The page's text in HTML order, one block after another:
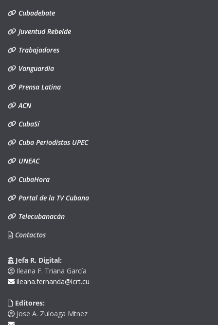
Cubadebate
Juventud Rebelde
Trabajadores
Vanguardia
Prensa Latina
ACN
CubaSí
Cuba Periodistas UPEC
UNEAC
CubaHora
Portal de la TV Cubana
Telecubanacán
Contactos
Jefa R. Digital:
Ileana F. Triana García
ileana.fernanda@icrt.cu
Editores:
Jose A. Zuloaga Mtnez